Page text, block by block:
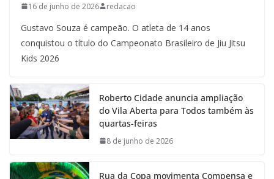
16 de junho de 2026 redacao
Gustavo Souza é campeão. O atleta de 14 anos
conquistou o título do Campeonato Brasileiro de Jiu Jitsu
Kids 2026
Roberto Cidade anuncia ampliação
do Vila Aberta para Todos também às
quartas-feiras
8 de junho de 2026
Rua da Copa movimenta Compensa e